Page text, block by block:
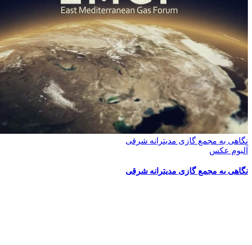
نگاهی به مجمع گازی مدیترانه شرقی
آلبوم عکس
نگاهی به مجمع گازی مدیترانه شرقی